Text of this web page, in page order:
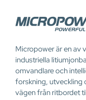
Micropower är en av
industriella
omvandlare och
forskning, utveckling
vägen från ritbordet